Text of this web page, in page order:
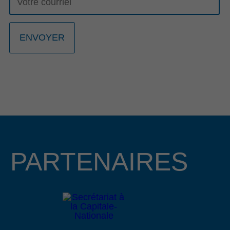
23E ÉDITION PORTÉE PAR L’HÉRITAGE
ET LA RELÈVE ENTREPRENEURIALE
entreprises BMR R. Boies de Beaupré et de Château-
Richer, assureront la coprésidence d’honneur de cet
Centre des congrès Mont-Sainte-Anne.
Lire le communiqué
PARTENAIRES